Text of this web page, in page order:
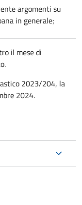
argomenti su
in generale;
il mese di
2023/204, la
2024.